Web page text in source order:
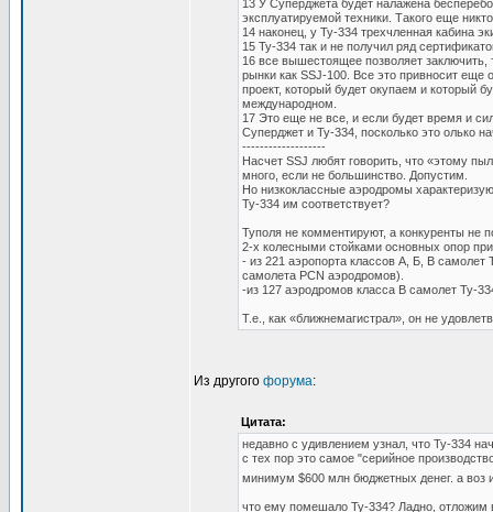
13 У Суперджета будет налажена
эксплуатируемой техники. Такого еще
14 наконец, у Ту-334 трехчленная кабина
15 Ту-334 так и не получил ряд
16 все вышестоящее позволяет
рынки как SSJ-100. Все это привносит еще
проект, который будет окупаем и который
международном.
17 Это еще не все, и если будет время и
Суперджет и Ту-334, посколько это олько
-------------------
Насчет SSJ любят говорить, что «этому
много, если не большинство. Допустим.
Но низкоклассные аэродромы
Ту-334 им соответствует?
Туполя не комментируют, а конкуренты не
2-х колесными стойками основных опор
- из 221 аэропорта классов А, Б, В самолет
самолета PCN аэродромов).
-из 127 аэродромов класса В самолет Ту-
Т.е., как «ближнемагистрал», он не
Из другого форума:
Цитата:
недавно с удивлением узнал, что Ту-334
с тех пор это самое "серийное
минимум $600 млн бюджетных денег. а воз
что ему помешало Ту-334? Ладно, отложим